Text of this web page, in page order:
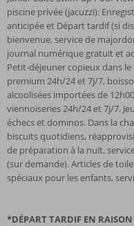
piscine privée (jacuzzi):
anticipée et Départ tardif (si
bienvenue, service de
journal numérique gratuit et
Petit-déjeuner copieux dans
premium 24h/24 et 7j/7,
alcoolisées importées de
viennoiseries 24h/24 et 7j/7.
échecs et dominos. Dans la
biscuits quotidiens,
de préparation à la nuit,
(sur demande). Articles de
spéciaux pour les enfants,
*DÉPART TARDIF EN